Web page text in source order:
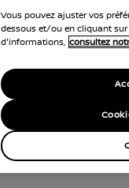
Vous pouvez ajuster vos
dessous et/ou en cliquant sur
d'informations, consultez